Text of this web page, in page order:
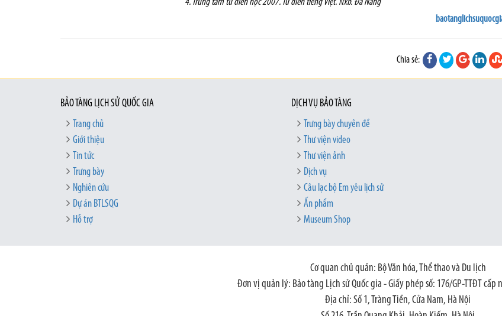
4. Trung tâm từ điển học 2007. Từ điển tiếng Việt. Nxb. Đà Nẵng
Chia sẻ:
BẢO TÀNG LỊCH SỬ QUỐC GIA
Trang chủ
Giới thiệu
Tin tức
Trưng bày
Nghiên cứu
Dự án BTLSQG
Hỗ trợ
DỊCH VỤ BẢO TÀNG
Trưng bày chuyên đề
Thư viện video
Thư viện ảnh
Dịch vụ
Câu lạc bộ Em yêu lịch sử
Ấn phẩm
Museum Shop
Cơ quan chủ quản: Bộ Văn hóa, Thể thao và Du lịch
Đơn vị quản lý: Bảo tàng Lịch sử Quốc gia - Giấy phép số: 176/GP-TTĐT cấp
Địa chỉ: Số 1, Tràng Tiền, Cửa Nam, Hà Nội